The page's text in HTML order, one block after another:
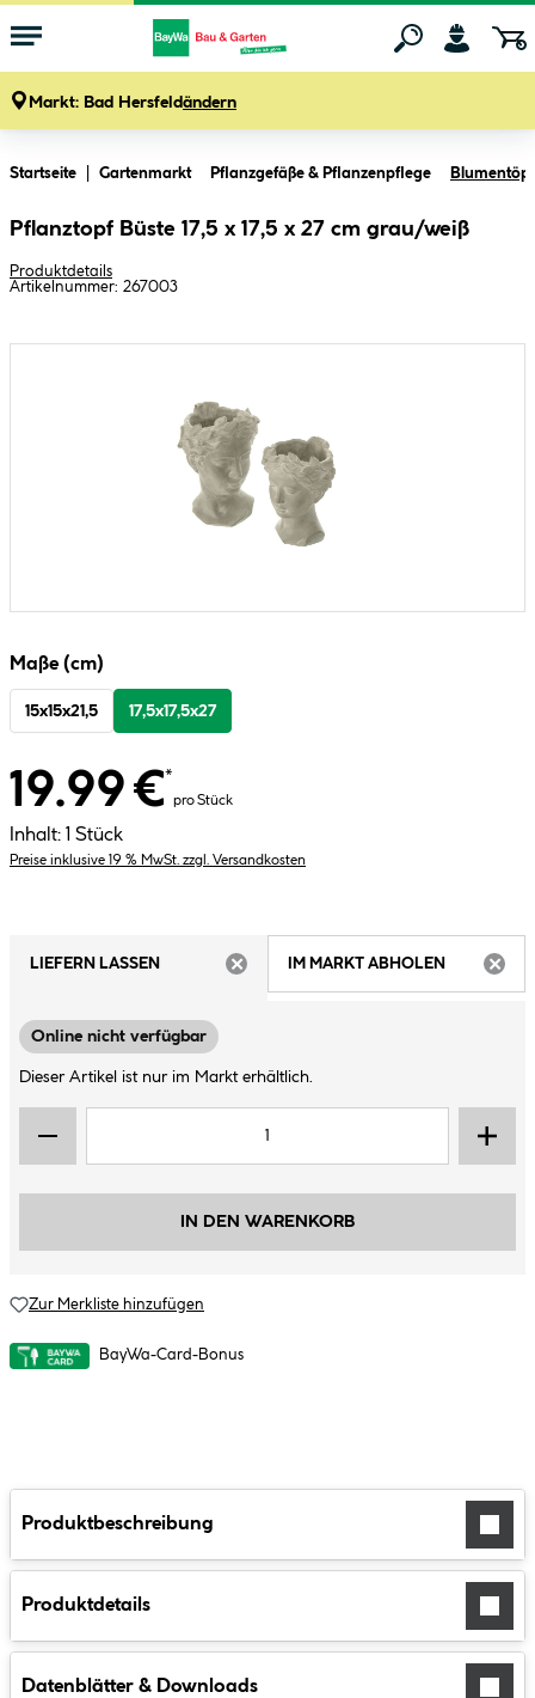
Markt: Bad Hersfeldändern
Startseite Gartenmarkt Pflanzgefäße & Pflanzenpflege
Pflanztopf Büste 17,5 x 17,5 x 27 cm grau/weiß
Produktdetails
Artikelnummer: 267003
Maße (cm)
15x15x21,5 17,5x17,5x27
19.99 €*
pro Stück
Inhalt: 1 Stück
Preise inklusive 19 % MwSt. zzgl. Versandkosten
LIEFERN LASSEN
IM MARKT ABHOLEN
Online nicht verfügbar
Dieser Artikel ist nur im Markt erhältlich.
IN DEN WARENKORB
Zur Merkliste hinzufügen
BayWa-Card-Bonus
Produktbeschreibung
Produktdetails
Datenblätter & Downloads